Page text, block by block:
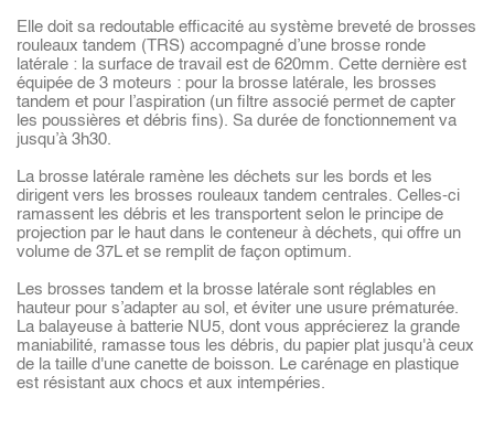
Elle doit sa redoutable efficacité au système breveté de brosses
rouleaux tandem (TRS) accompagné d’une brosse ronde
latérale : la surface de travail est de 620mm. Cette dernière est
équipée de 3 moteurs : pour la brosse latérale, les brosses
tandem et pour l’aspiration (un filtre associé permet de capter
les poussières et débris fins). Sa durée de fonctionnement va
jusqu’à 3h30.
La brosse latérale ramène les déchets sur les bords et les
dirigent vers les brosses rouleaux tandem centrales. Celles-ci
ramassent les débris et les transportent selon le principe de
projection par le haut dans le conteneur à déchets, qui offre un
volume de 37L et se remplit de façon optimum.
Les brosses tandem et la brosse latérale sont réglables en
hauteur pour s’adapter au sol, et éviter une usure prématurée.
La balayeuse à batterie NU5, dont vous apprécierez la grande
maniabilité, ramasse tous les débris, du papier plat jusqu'à ceux
de la taille d'une canette de boisson. Le carénage en plastique
est résistant aux chocs et aux intempéries.